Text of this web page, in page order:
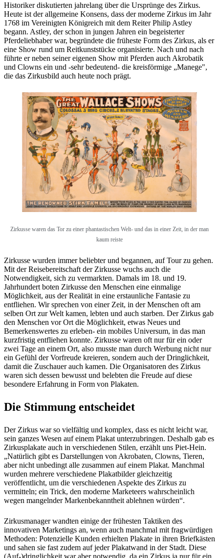
Historiker diskutierten jahrelang über die Ursprünge des Zirkus.
Heute ist der allgemeine Konsens, dass der moderne Zirkus im Jahr
1768 im Vereinigten Königreich mit dem Reiter Philip Astley
begann. Astley, der schon in jungen Jahren ein begeisterter
Pferdeliebhaber war, begründete die früheste Form des Zirkus, als er
eine Show rund um Reitkunststücke organisierte. Nach und nach
führte er neben seiner eigenen Show mit Pferden auch Akrobatik
und Clowns ein und -sehr bedeutend- die kreisförmige „Manege",
die das Zirkusbild auch heute noch prägt.
Zirkusse waren das Tor zu einer phantastischen Welt- und das in einer Zeit, in der man
kaum reiste
Zirkusse wurden immer beliebter und begannen, auf Tour zu gehen.
Mit der Reisebereitschaft der Zirkusse wuchs auch die
Notwendigkeit, sich zu vermarkten. Damals im 18. und 19.
Jahrhundert boten Zirkusse den Menschen eine einmalige
Möglichkeit, aus der Realität in eine erstaunliche Fantasie zu
entfliehen. Wir sprechen von einer Zeit, in der Menschen oft am
selben Ort zur Welt kamen, lebten und auch starben. Der Zirkus gab
den Menschen vor Ort die Möglichkeit, etwas Neues und
Bemerkenswertes zu erleben- ein mobiles Universum, in das man
kurzfristig entfliehen konnte. Zirkusse waren oft nur für ein oder
zwei Tage an einem Ort, also musste man durch Werbung nicht nur
ein Gefühl der Vorfreude kreieren, sondern auch der Dringlichkeit,
damit die Zuschauer auch kamen. Die Organisatoren des Zirkus
waren sich dessen bewusst und belebten die Freude auf diese
besondere Erfahrung in Form von Plakaten.
Die Stimmung entscheidet
Der Zirkus war so vielfältig und komplex, dass es nicht leicht war,
sein ganzes Wesen auf einem Plakat unterzubringen. Deshalb gab es
Zirkusplakate auch in verschiedenen Stilen, erzählt uns Piet-Hein.
„Natürlich gibt es Darstellungen von Akrobaten, Clowns, Tieren,
aber nicht unbedingt alle zusammen auf einem Plakat. Manchmal
wurden mehrere verschiedene Plakatbilder gleichzeitig
veröffentlicht, um die verschiedenen Aspekte des Zirkus zu
vermitteln; ein Trick, den moderne Marketeers wahrscheinlich
wegen mangelnder Markenbekanntheit ablehnen würden“.
Zirkusmanager wandten einige der frühesten Taktiken des
innovativen Marketings an, wenn auch manchmal mit fragwürdigen
Methoden: Potenzielle Kunden erhielten Plakate in ihren Briefkästen
und sahen sie fast zudem auf jeder Plakatwand in der Stadt. Diese
(Auf-)dringlichkeit war aber notwendig, da ein Zirkus ja nur für ein